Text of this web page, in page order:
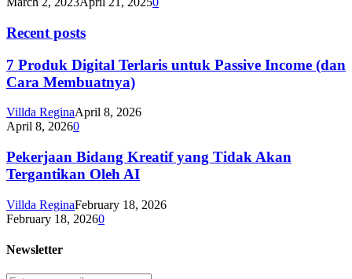
Recent posts
7 Produk Digital Terlaris untuk Passive Income (dan
Cara Membuatnya)
Villda ReginaApril 8, 2026
April 8, 20260
Pekerjaan Bidang Kreatif yang Tidak Akan
Tergantikan Oleh AI
Villda ReginaFebruary 18, 2026
February 18, 20260
Newsletter